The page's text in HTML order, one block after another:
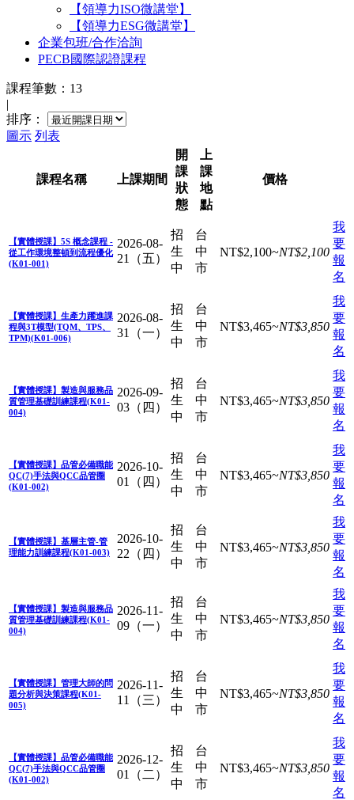
【領導力ISO微講堂】
【領導力ESG微講堂】
企業包班/合作洽詢
PECB國際認證課程
課程筆數：13
|
排序：
圖示 列表
課程名稱 上課期間
開
課
狀
態
上
課
地
點
價格
【實體授課】5S 概念課程 -
從工作環境整頓到流程優化
(K01-001)
2026-08-
21（五）
招
生
中
台
中
市
NT$2,100~NT$2,100
我
要
報
名
【實體授課】生產力躍進課
程與3T模型(TQM、TPS、
TPM)(K01-006)
2026-08-
31（一）
招
生
中
台
中
市
NT$3,465~NT$3,850
我
要
報
名
【實體授課】製造與服務品
質管理基礎訓練課程(K01-
004)
2026-09-
03（四）
招
生
中
台
中
市
NT$3,465~NT$3,850
我
要
報
名
【實體授課】品管必備職能
QC(7)手法與QCC品管圈
(K01-002)
2026-10-
01（四）
招
生
中
台
中
市
NT$3,465~NT$3,850
我
要
報
名
【實體授課】基層主管-管
理能力訓練課程(K01-003)
2026-10-
22（四）
招
生
中
台
中
市
NT$3,465~NT$3,850
我
要
報
名
【實體授課】製造與服務品
質管理基礎訓練課程(K01-
004)
2026-11-
09（一）
招
生
中
台
中
市
NT$3,465~NT$3,850
我
要
報
名
【實體授課】管理大師的問
題分析與決策課程(K01-
005)
2026-11-
11（三）
招
生
中
台
中
市
NT$3,465~NT$3,850
我
要
報
名
【實體授課】品管必備職能
QC(7)手法與QCC品管圈
(K01-002)
2026-12-
01（二）
招
生
中
台
中
市
NT$3,465~NT$3,850
我
要
報
名